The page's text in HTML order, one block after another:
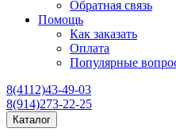
Обратная связь
Помощь
Как заказать
Оплата
Популярные
8(4112)43-49-03
8(914)273-22-25
Каталог